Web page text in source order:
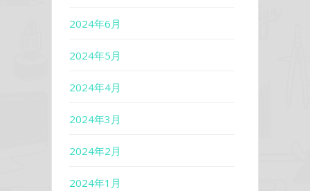
2024年6月
2024年5月
2024年4月
2024年3月
2024年2月
2024年1月